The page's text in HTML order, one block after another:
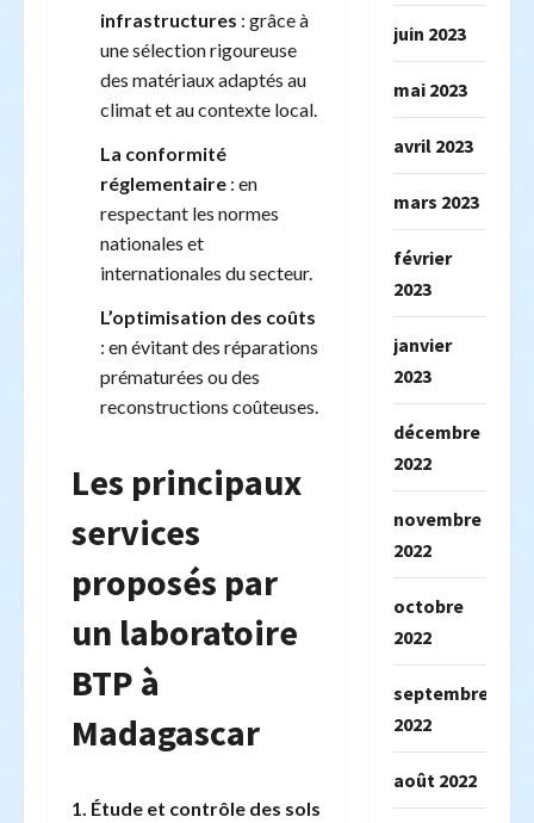
infrastructures : grâce à
une sélection rigoureuse
des matériaux adaptés au
climat et au contexte local.
La conformité
réglementaire : en
respectant les normes
nationales et
internationales du secteur.
L’optimisation des coûts
: en évitant des réparations
prématurées ou des
reconstructions coûteuses.
Les principaux
services
proposés par
un laboratoire
BTP à
Madagascar
1. Étude et contrôle des sols
juin 2023
mai 2023
avril 2023
mars 2023
février
2023
janvier
2023
décembre
2022
novembre
2022
octobre
2022
septembre
2022
août 2022